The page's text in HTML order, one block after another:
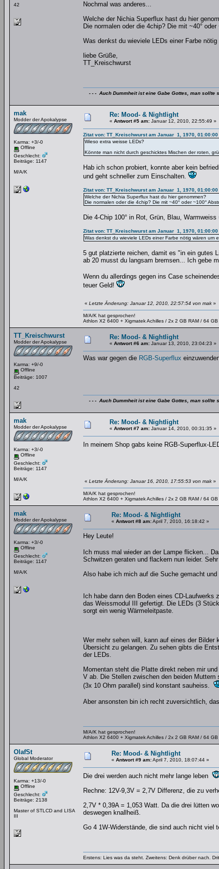
42
Nochmal was anderes...
Welche der Nichia Superflux hast du hier
Die normalen oder die 4chip? Die mit ~40°
Was denkst du wieviele LEDs einer Farbe
liebe Grüße,
TT_Kreischwurst
- - - Auch Dummheit ist eine Gabe Gottes, man sollte
mak
Modder der Apokalypse
Karma: +3/-0
Offline
Geschlecht:
Beiträge: 1147
M/A/K
Re: Mood- & Nightlight
« Antwort #5 am: Januar 12, 2010, 22:55:49 »
Zitat von: TT_Kreischwurst am Januar 1, 1970, 01:00:00
Wieso extra weisse LEDs?
Könnte man nicht durch geschicktes Mischen der roten,
Hab ich schon probiert, konnte aber kein
und geht schneller zum Einschalten.
Zitat von: TT_Kreischwurst am Januar 1, 1970, 01:00:00
Welche der Nichia Superflux hast du hier genommen?
Die normalen oder die 4chip? Die mit ~40° oder ~100°
Die 4-Chip 100° in Rot, Grün, Blau,
Zitat von: TT_Kreischwurst am Januar 1, 1970, 01:00:00
Was denkst du wieviele LEDs einer Farbe nötig wären
5 gut platzierte reichen, damit es "in ein gutes
ab 20 musst du langsam bremsen... Ich gebe
Wenn du allerdings gegen ins Case
teuer Geld!
« Letzte Änderung: Januar 12, 2010, 22:57:54 von mak »
M/A/K hat gesprochen!
Athlon X2 6400 + Xigmatek Achilles / 2x 2 GB RAM / 64 GB
TT_Kreischwurst
Modder der Apokalypse
Karma: +9/-0
Offline
Beiträge: 1007
42
Re: Mood- & Nightlight
« Antwort #6 am: Januar 13, 2010, 23:04:23 »
Was war gegen die RGB-Superflux
- - - Auch Dummheit ist eine Gabe Gottes, man sollte
mak
Modder der Apokalypse
Karma: +3/-0
Offline
Geschlecht:
Beiträge: 1147
M/A/K
Re: Mood- & Nightlight
« Antwort #7 am: Januar 14, 2010, 00:31:35 »
In meinem Shop gabs keine RGB-Superflux-
« Letzte Änderung: Januar 16, 2010, 17:55:53 von mak »
M/A/K hat gesprochen!
Athlon X2 6400 + Xigmatek Achilles / 2x 2 GB RAM / 64 GB
mak
Modder der Apokalypse
Karma: +3/-0
Offline
Geschlecht:
Beiträge: 1147
M/A/K
Re: Mood- & Nightlight
« Antwort #8 am:April 7, 2010, 16:18:42 »
Hey Leute!
Ich muss mal wieder an der Lampe flicken...
Schwitzen geraten und flackern nun leider.
Also habe ich mich auf die Suche gemacht
Ich habe dann den Boden eines CD-
das Weissmodul III gefertigt. Die LEDs (3
sorgt ein wenig Wärmeleitpaste.
Wer mehr sehen will, kann auf eines der
Übersicht zu gelangen. Zu sehen gibts die
der LEDs.
Momentan steht die Platte direkt neben mir
V ab. Die Stellen zwischen den beiden
(3x 10 Ohm parallel) sind konstant sauheiss.
Aber ansonsten bin ich recht zuversichtlich,
M/A/K hat gesprochen!
Athlon X2 6400 + Xigmatek Achilles / 2x 2 GB RAM / 64 GB
OlafSt
Global Moderator
Karma: +13/-0
Offline
Geschlecht:
Beiträge: 2138
Master of STLCD and LISA
III
Re: Mood- & Nightlight
« Antwort #9 am:April 7, 2010, 18:07:44 »
Die drei werden auch nicht mehr lange leben
Rechne: 12V-9,3V = 2,7V Differenz, die zu
2,7V * 0,39A = 1,053 Watt. Da die drei lütten
deswegen knallheiß.
Go 4 1W-Widerstände, die sind auch nicht viel
Erstens: Lies was da steht. Zweitens: Denk drüber nach.